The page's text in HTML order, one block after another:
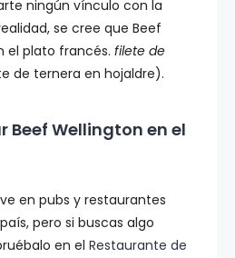
ningún vínculo con la
se cree que Beef
el plato francés. filete de
de ternera en hojaldre).
Beef Wellington en el
en pubs y restaurantes
pero si buscas algo
en el Restaurante de